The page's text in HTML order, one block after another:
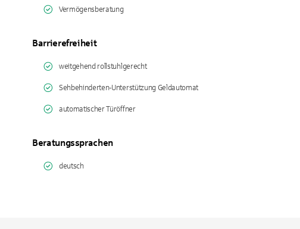
Vermögensberatung
Barrierefreiheit
weitgehend rollstuhlgerecht
Sehbehinderten-Unterstützung Geldautomat
automatischer Türöffner
Beratungssprachen
deutsch